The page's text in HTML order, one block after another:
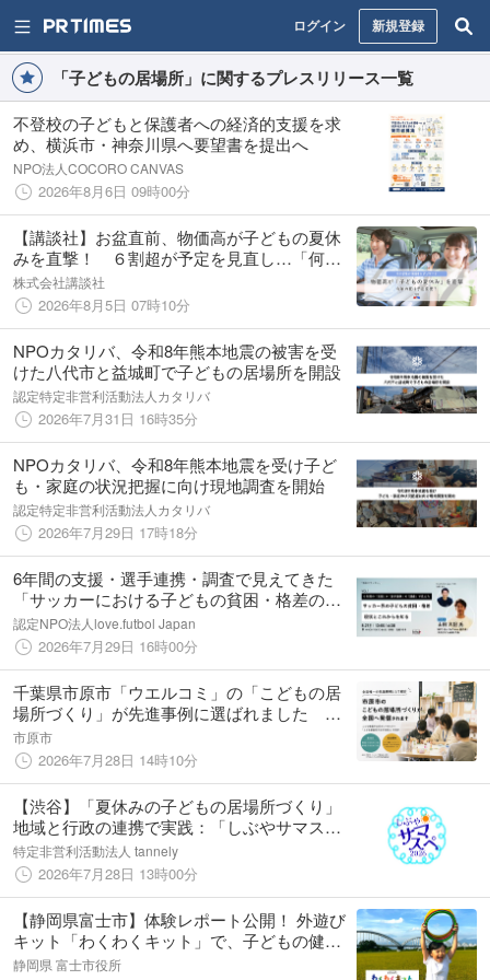
ログイン 新規登録
「子どもの居場所」に関するプレスリリース一覧
不登校の子どもと保護者への経済的支援を求
め、横浜市・神奈川県へ要望書を提出へ
NPO法人COCORO CANVAS
2026年8月6日 09時00分
【講談社】お盆直前、物価高が子どもの夏休
みを直撃！ ６割超が予定を見直し…「何を
削り、何を残す？」保護者200人の本音を調査
株式会社講談社
2026年8月5日 07時10分
NPOカタリバ、令和8年熊本地震の被害を受
けた八代市と益城町で子どもの居場所を開設
認定特定非営利活動法人カタリバ
2026年7月31日 16時35分
NPOカタリバ、令和8年熊本地震を受け子ど
も・家庭の状況把握に向け現地調査を開始
認定特定非営利活動法人カタリバ
2026年7月29日 17時18分
6年間の支援・選手連携・調査で見えてきた
「サッカーにおける子どもの貧困・格差の現
状とこれから」―8月21日に対話イベントを初
開催。
認定NPO法人love.futbol Japan
2026年7月29日 16時00分
千葉県市原市「ウエルコミ」の「こどもの居
場所づくり」が先進事例に選ばれました こ
ども家庭庁公式ポッドキャスト「こども家庭
庁のなかのひと」で紹介されます
市原市
2026年7月28日 14時10分
【渋谷】「夏休みの子どもの居場所づくり」
地域と行政の連携で実践：「しぶやサマスペ
2026」を区内3会場で開催
特定非営利活動法人 tannely
2026年7月28日 13時00分
【静岡県富士市】体験レポート公開！ 外遊び
キット「わくわくキット」で、子どもの健や
かな成長と「居場所づくり」を支援
静岡県 富士市役所